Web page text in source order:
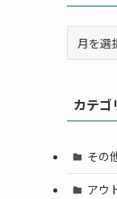
ブカテゴ
その
アウ